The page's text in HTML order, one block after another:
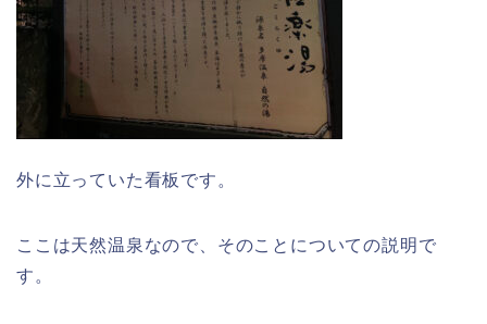
外に立っていた看板です。
ここは天然温泉なので、そのことについての説明で
す。